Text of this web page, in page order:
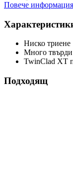
Повече информация
Ниско триене
Много твърди
TwinClad XT
Подходящ